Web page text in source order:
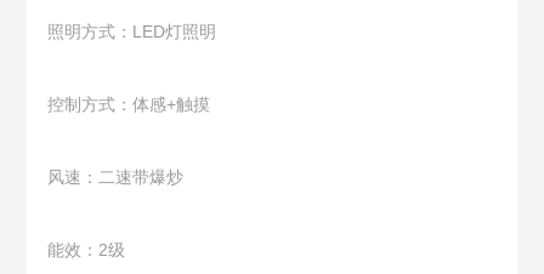
照明方式：LED灯照明
控制方式：体感+触摸
风速：二速带爆炒
能效：2级